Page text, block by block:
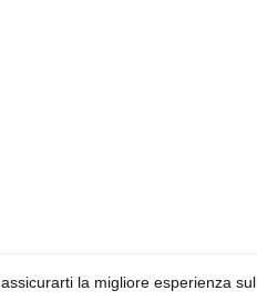
la migliore esperienza sul